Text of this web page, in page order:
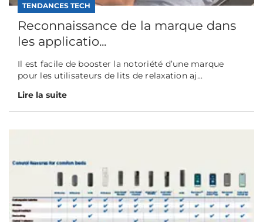
TENDANCES TECH
Reconnaissance de la marque dans
les applicatio...
Il est facile de booster la notoriété d’une marque
pour les utilisateurs de lits de relaxation aj...
Lire la suite